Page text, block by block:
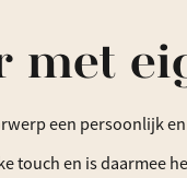
met
een persoonlijk
touch en is daarmee